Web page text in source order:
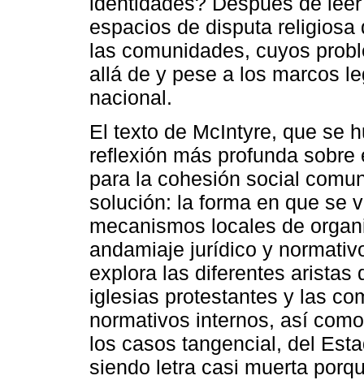
espacios de disputa
las comunidades, cuyos
allá de y pese a los marcos
nacional.
El texto de McIntyre, que se
reflexión más profunda
para la cohesión social
solución: la forma en que se
mecanismos locales de
andamiaje jurídico y
explora las diferentes aristas
iglesias protestantes y las
normativos internos, así
los casos tangencial, del
siendo letra casi muerta